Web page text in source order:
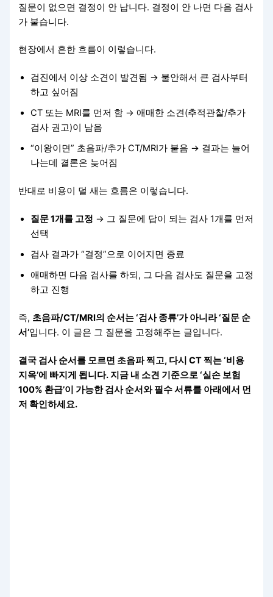
질문이 없으면 결정이 안 납니다. 결정이 안 나면 다음 검사
가 붙습니다.
현장에서 흔한 흐름이 이렇습니다.
검진에서 이상 소견이 발견됨 → 불안해서 큰 검사부터
하고 싶어짐
CT 또는 MRI를 먼저 함 → 애매한 소견(추적관찰/추가
검사 권고)이 남음
“이왕이면” 초음파/추가 CT/MRI가 붙음 → 결과는 늘어
나는데 결론은 늦어짐
반대로 비용이 덜 새는 흐름은 이렇습니다.
질문 1개를 고정 → 그 질문에 답이 되는 검사 1개를 먼저
선택
검사 결과가 “결정”으로 이어지면 종료
애매하면 다음 검사를 하되, 그 다음 검사도 질문을 고정
하고 진행
즉, 초음파/CT/MRI의 순서는 ‘검사 종류’가 아니라 ‘질문 순
서’입니다. 이 글은 그 질문을 고정해주는 글입니다.
결국 검사 순서를 모르면 초음파 찍고, 다시 CT 찍는 ‘비용
지옥’에 빠지게 됩니다. 지금 내 소견 기준으로 ‘실손 보험
100% 환급’이 가능한 검사 순서와 필수 서류를 아래에서 먼
저 확인하세요.